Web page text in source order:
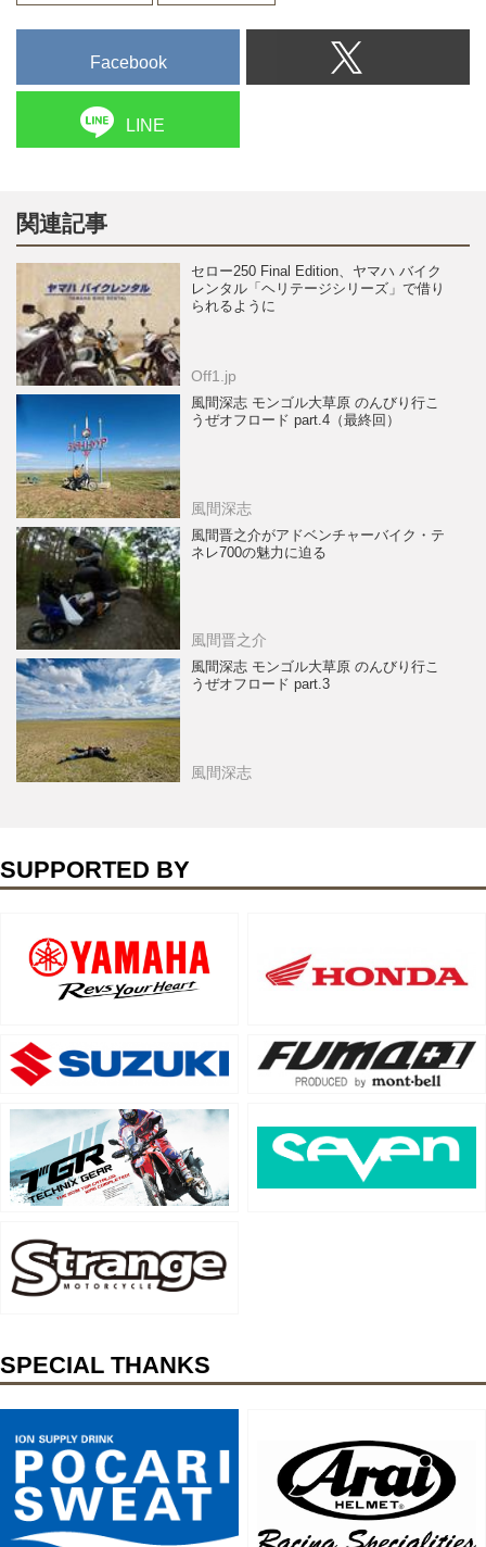
Facebook
LINE
関連記事
セロー250 Final Edition、ヤマハ バイク
レンタル「ヘリテージシリーズ」で借り
られるように
Off1.jp
風間深志 モンゴル大草原 のんびり行こ
うぜオフロード part.4（最終回）
風間深志
風間晋之介がアドベンチャーバイク・テ
ネレ700の魅力に迫る
風間晋之介
風間深志 モンゴル大草原 のんびり行こ
うぜオフロード part.3
風間深志
SUPPORTED BY
SPECIAL THANKS